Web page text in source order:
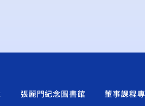
張麗門紀念圖書館 董事課程